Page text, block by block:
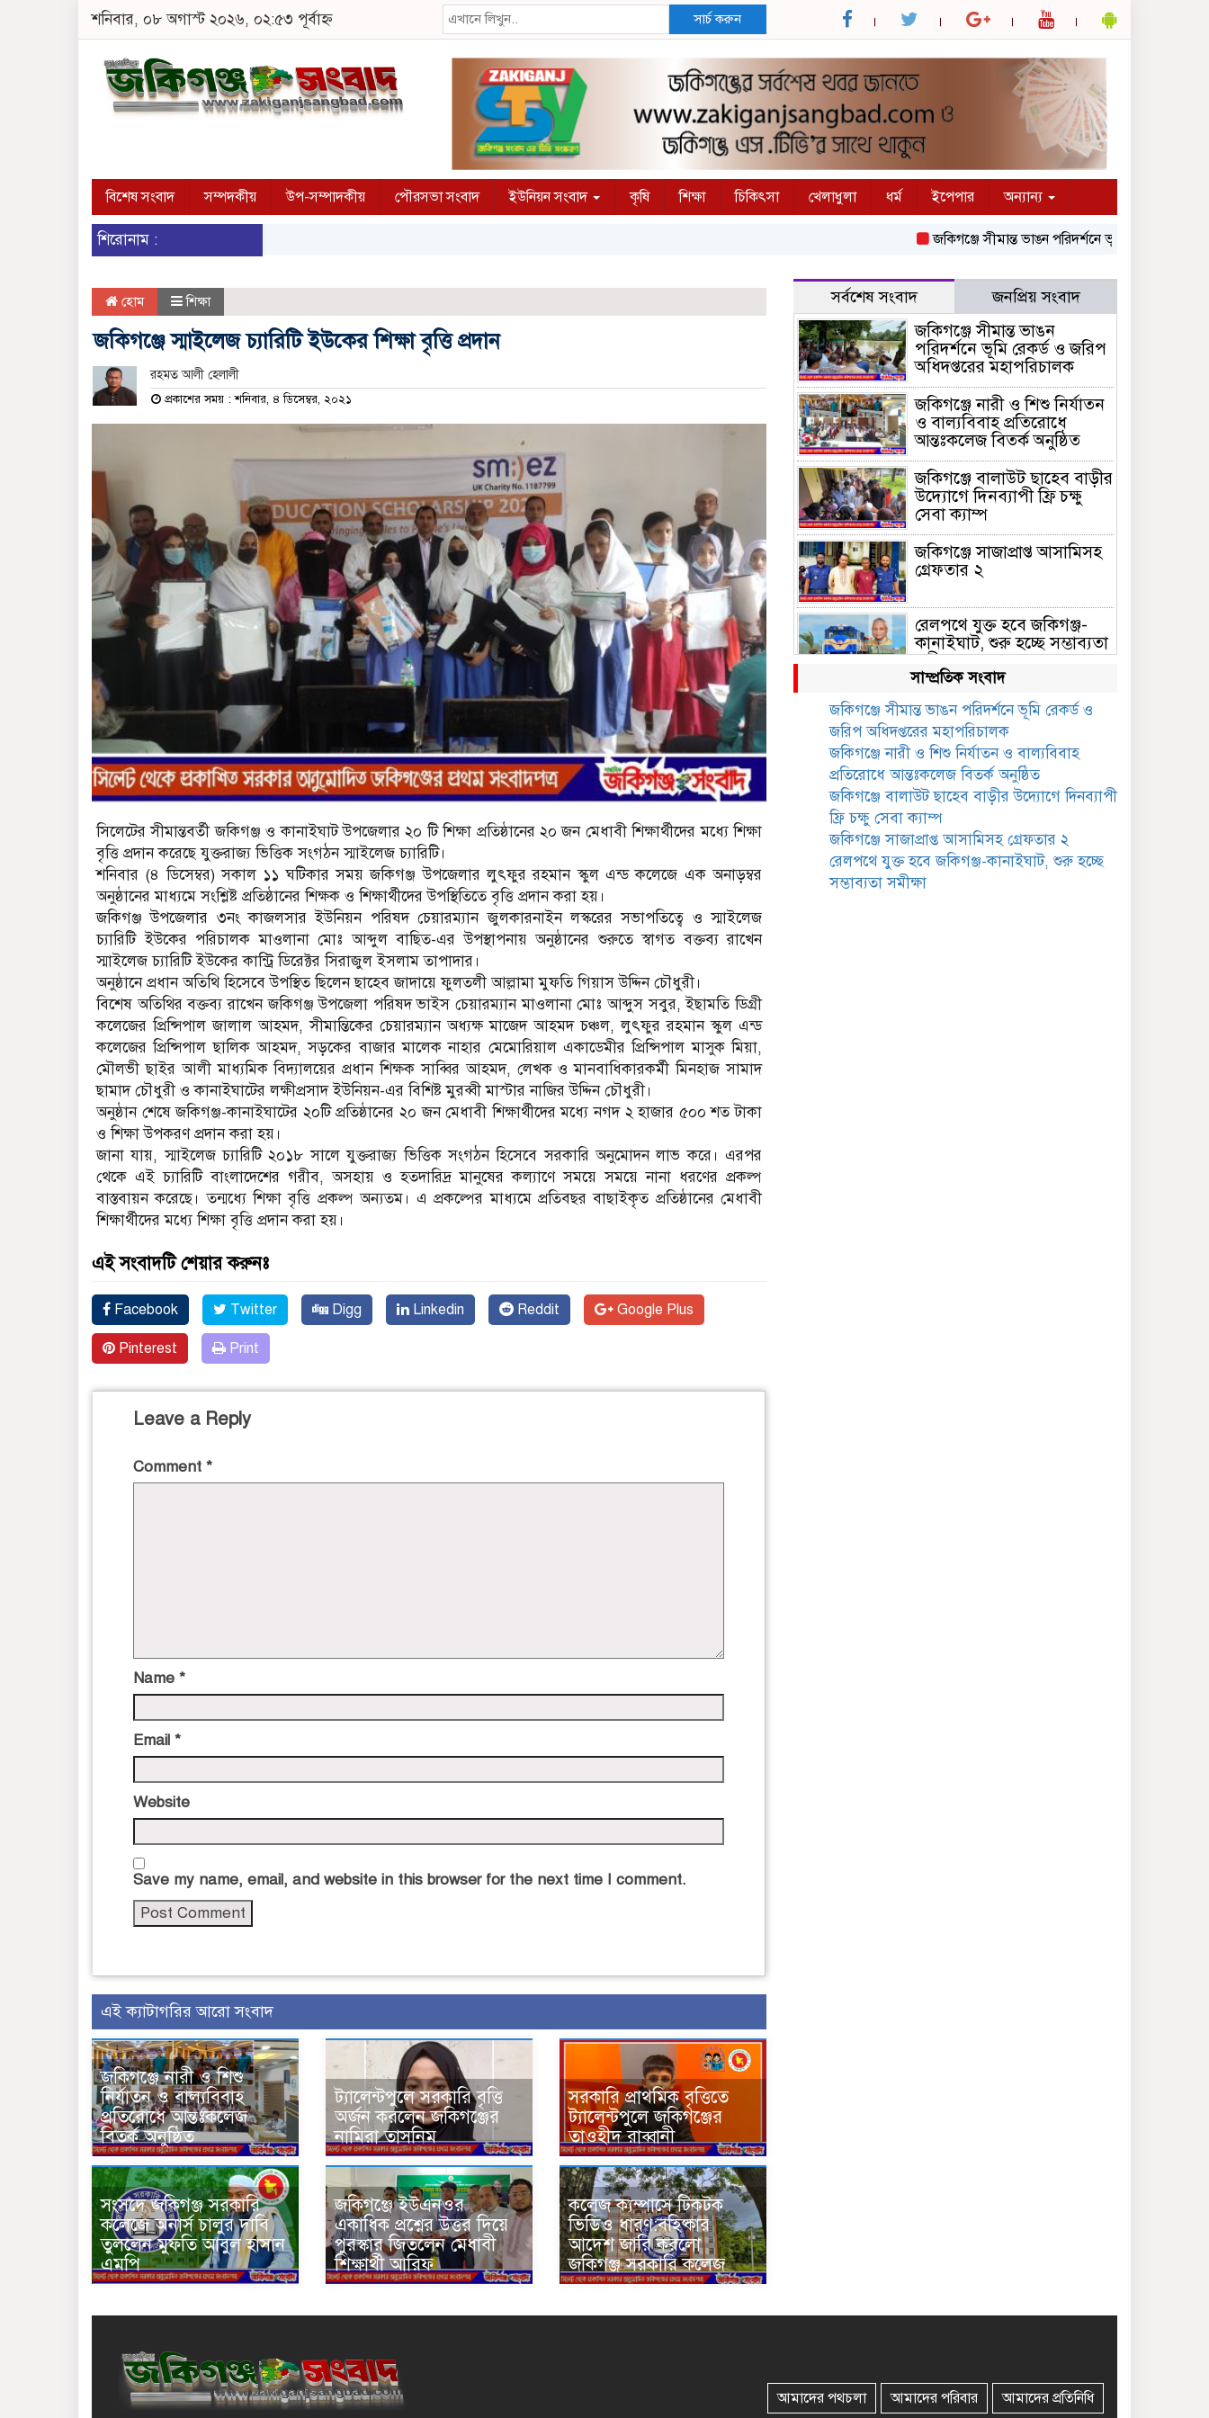
শনিবার, ০৮ অগাস্ট ২০২৬, ০২:৫৩ পূর্বাহ্ন সার্চ করুন
বিশেষ সংবাদ সম্পদকীয় উপ-সম্পাদকীয় পৌরসভা সংবাদ ইউনিয়ন সংবাদ কৃষি শিক্ষা চিকিৎসা খেলাধুলা ধর্ম ইপেপার অন্যান্য
শিরোনাম : জকিগঞ্জে সীমান্ত ভাঙন পরিদর্শনে ভূমি রেকর্ড ও জরিপ
হোম শিক্ষা
জকিগঞ্জে স্মাইলেজ চ্যারিটি ইউকের শিক্ষা বৃত্তি প্রদান
রহমত আলী হেলালী
প্রকাশের সময় : শনিবার, ৪ ডিসেম্বর, ২০২১
সিলেটের সীমান্তবর্তী জকিগঞ্জ ও কানাইঘাট উপজেলার ২০ টি শিক্ষা প্রতিষ্ঠানের ২০ জন মেধাবী শিক্ষার্থীদের মধ্যে শিক্ষা
বৃত্তি প্রদান করেছে যুক্তরাজ্য ভিত্তিক সংগঠন স্মাইলেজ চ্যারিটি।
শনিবার (৪ ডিসেম্বর) সকাল ১১ ঘটিকার সময় জকিগঞ্জ উপজেলার লুৎফুর রহমান স্কুল এন্ড কলেজে এক অনাড়ম্বর
অনুষ্ঠানের মাধ্যমে সংশ্লিষ্ট প্রতিষ্ঠানের শিক্ষক ও শিক্ষার্থীদের উপস্থিতিতে বৃত্তি প্রদান করা হয়।
জকিগঞ্জ উপজেলার ৩নং কাজলসার ইউনিয়ন পরিষদ চেয়ারম্যান জুলকারনাইন লস্করের সভাপতিত্বে ও স্মাইলেজ
চ্যারিটি ইউকের পরিচালক মাওলানা মোঃ আব্দুল বাছিত-এর উপস্থাপনায় অনুষ্ঠানের শুরুতে স্বাগত বক্তব্য রাখেন
স্মাইলেজ চ্যারিটি ইউকের কান্ট্রি ডিরেক্টর সিরাজুল ইসলাম তাপাদার।
অনুষ্ঠানে প্রধান অতিথি হিসেবে উপস্থিত ছিলেন ছাহেব জাদায়ে ফুলতলী আল্লামা মুফতি গিয়াস উদ্দিন চৌধুরী।
বিশেষ অতিথির বক্তব্য রাখেন জকিগঞ্জ উপজেলা পরিষদ ভাইস চেয়ারম্যান মাওলানা মোঃ আব্দুস সবুর, ইছামতি ডিগ্রী
কলেজের প্রিন্সিপাল জালাল আহমদ, সীমান্তিকের চেয়ারম্যান অধ্যক্ষ মাজেদ আহমদ চঞ্চল, লুৎফুর রহমান স্কুল এন্ড
কলেজের প্রিন্সিপাল ছালিক আহমদ, সড়কের বাজার মালেক নাহার মেমোরিয়াল একাডেমীর প্রিন্সিপাল মাসুক মিয়া,
মৌলভী ছাইর আলী মাধ্যমিক বিদ্যালয়ের প্রধান শিক্ষক সাব্বির আহমদ, লেখক ও মানবাধিকারকর্মী মিনহাজ সামাদ
ছামাদ চৌধুরী ও কানাইঘাটের লক্ষীপ্রসাদ ইউনিয়ন-এর বিশিষ্ট মুরব্বী মাস্টার নাজির উদ্দিন চৌধুরী।
অনুষ্ঠান শেষে জকিগঞ্জ-কানাইঘাটের ২০টি প্রতিষ্ঠানের ২০ জন মেধাবী শিক্ষার্থীদের মধ্যে নগদ ২ হাজার ৫০০ শত টাকা
ও শিক্ষা উপকরণ প্রদান করা হয়।
জানা যায়, স্মাইলেজ চ্যারিটি ২০১৮ সালে যুক্তরাজ্য ভিত্তিক সংগঠন হিসেবে সরকারি অনুমোদন লাভ করে। এরপর
থেকে এই চ্যারিটি বাংলাদেশের গরীব, অসহায় ও হতদারিদ্র মানুষের কল্যাণে সময়ে সময়ে নানা ধরণের প্রকল্প
বাস্তবায়ন করেছে। তন্মধ্যে শিক্ষা বৃত্তি প্রকল্প অন্যতম। এ প্রকল্পের মাধ্যমে প্রতিবছর বাছাইকৃত প্রতিষ্ঠানের মেধাবী
শিক্ষার্থীদের মধ্যে শিক্ষা বৃত্তি প্রদান করা হয়।
এই সংবাদটি শেয়ার করুনঃ
Facebook Twitter Digg Linkedin Reddit Google Plus
Pinterest Print
Leave a Reply
Comment *
Name *
Email *
Website
Save my name, email, and website in this browser for the next time I comment.
এই ক্যাটাগরির আরো সংবাদ
জকিগঞ্জে নারী ও শিশু
নির্যাতন ও বাল্যবিবাহ
প্রতিরোধে আন্তঃকলেজ
বিতর্ক অনুষ্ঠিত
ট্যালেন্টপুলে সরকারি বৃত্তি
অর্জন করলেন জকিগঞ্জের
নামিরা তাসনিম
সরকারি প্রাথমিক বৃত্তিতে
ট্যালেন্টপুলে জকিগঞ্জের
তাওহীদ রাব্বানী
সংসদে জকিগঞ্জ সরকারি
কলেজে অনার্স চালুর দাবি
তুললেন মুফতি আবুল হাসান
এমপি
জকিগঞ্জে ইউএনওর
একাধিক প্রশ্নের উত্তর দিয়ে
পুরস্কার জিতলেন মেধাবী
শিক্ষার্থী আরিফ
কলেজ ক্যম্পাসে টিকটক
ভিডিও ধারণ:বহিষ্কার
আদেশ জারি করলো
জকিগঞ্জ সরকারি কলেজ
সর্বশেষ সংবাদ জনপ্রিয় সংবাদ
জকিগঞ্জে সীমান্ত ভাঙন
পরিদর্শনে ভূমি রেকর্ড ও জরিপ
অধিদপ্তরের মহাপরিচালক
জকিগঞ্জে নারী ও শিশু নির্যাতন
ও বাল্যবিবাহ প্রতিরোধে
আন্তঃকলেজ বিতর্ক অনুষ্ঠিত
জকিগঞ্জে বালাউট ছাহেব বাড়ীর
উদ্যোগে দিনব্যাপী ফ্রি চক্ষু
সেবা ক্যাম্প
জকিগঞ্জে সাজাপ্রাপ্ত আসামিসহ
গ্রেফতার ২
রেলপথে যুক্ত হবে জকিগঞ্জ-
কানাইঘাট, শুরু হচ্ছে সম্ভাব্যতা
সমীক্ষা
সাবেক এমপি হাফিজ আহমদ
মজুমদার কি আত্মগোপনে?
ভাইরাল ছবি ঘিরে আলোচনা!
ভাতা পেতে টাকা লাগে না,
জকিগঞ্জে সমাজসেবা কর্মকর্তার
গুরুত্বপূর্ণ বার্তা
জকিগঞ্জে সরকারি পাঁচ ভাতার
আবেদন শুরু আজ
সাম্প্রতিক সংবাদ
জকিগঞ্জে সীমান্ত ভাঙন পরিদর্শনে ভূমি রেকর্ড ও
জরিপ অধিদপ্তরের মহাপরিচালক
জকিগঞ্জে নারী ও শিশু নির্যাতন ও বাল্যবিবাহ
প্রতিরোধে আন্তঃকলেজ বিতর্ক অনুষ্ঠিত
জকিগঞ্জে বালাউট ছাহেব বাড়ীর উদ্যোগে দিনব্যাপী
ফ্রি চক্ষু সেবা ক্যাম্প
জকিগঞ্জে সাজাপ্রাপ্ত আসামিসহ গ্রেফতার ২
রেলপথে যুক্ত হবে জকিগঞ্জ-কানাইঘাট, শুরু হচ্ছে
সম্ভাব্যতা সমীক্ষা
আমাদের পথচলা আমাদের পরিবার আমাদের প্রতিনিধি